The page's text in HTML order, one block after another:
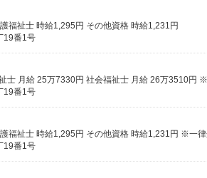
福祉士 時給1,295円 その他資格 時給1,231円
19番1号
19番1号
19番1号